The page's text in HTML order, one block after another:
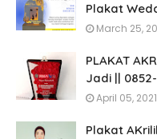
Plakat
March 25,
PLAKAT
Jadi ||
April 05, 2021
Plakat